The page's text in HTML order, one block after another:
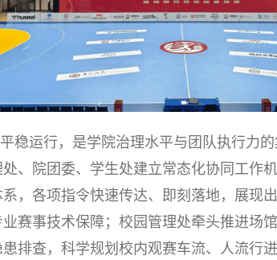
稳运行，是学院治理水平与团队执行力
、院团委、学生处建立常态化协同工作
，各项指令快速传达、即刻落地，展现
赛事技术保障；校园管理处牵头推进场
排查，科学规划校内观赛车流、人流行